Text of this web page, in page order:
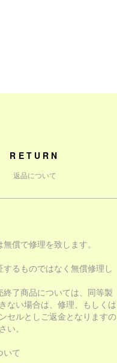
RETURN
返品について
償で修理を致します。
するものではなく無償修理し
終了商品については、同等製
ない場合は、修理、もしくは
セルとしご返金となりますの
い。
いて